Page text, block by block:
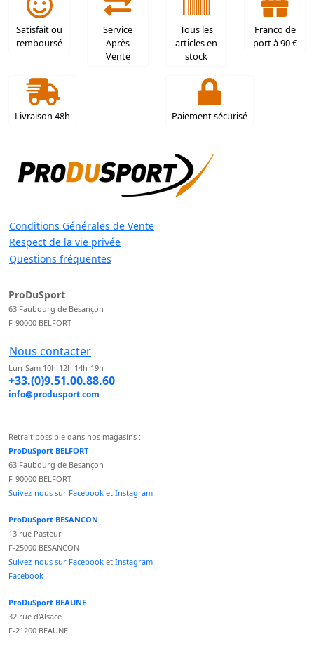
Satisfait ou
remboursé
Service
Après
Vente
Tous les
articles en
stock
Franco de
port à 90 €
Livraison 48h Paiement sécurisé
Conditions Générales de Vente
Respect de la vie privée
Questions fréquentes
ProDuSport
63 Faubourg de Besançon
F-90000 BELFORT
Nous contacter
Lun-Sam 10h-12h 14h-19h
+33.(0)9.51.00.88.60
info@produsport.com
Retrait possible dans nos magasins :
ProDuSport BELFORT
63 Faubourg de Besançon
F-90000 BELFORT
Suivez-nous sur Facebook et Instagram
ProDuSport BESANCON
13 rue Pasteur
F-25000 BESANCON
Suivez-nous sur Facebook et Instagram
Facebook
ProDuSport BEAUNE
32 rue d'Alsace
F-21200 BEAUNE